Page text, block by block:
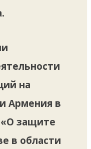
на
Армения в
защите
в области